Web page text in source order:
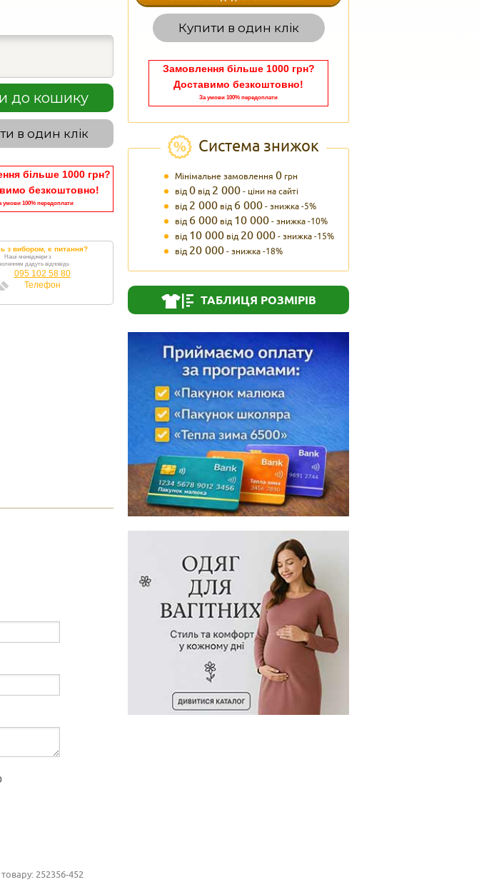
Купити в один клік
Замовлення більше 1000 грн?
Доставимо безкоштовно!
За умови 100% передоплати
Система знижок
Мінімальне замовлення 0 грн
від0 від 2 000- ціни на сайті
від 2 000 від 6 000- знижка -5%
від 6 000 від 10 000- знижка -10%
від 10 000 від 20 000- знижка -15%
від 20 000- знижка -18%
ТАБЛИЦЯ РОЗМІРІВ
до кошику
в один клік
більше 1000 грн?
безкоштовно!
умови 100% передоплати
з вибором, є питання?
Наші менеджери з
дадуть відповідь
095 102 58 80
Телефон
252356-452